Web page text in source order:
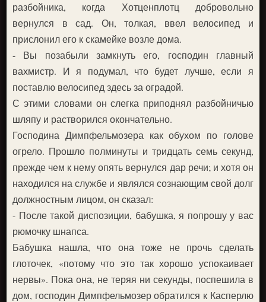
разбойника, когда Хотценплотц добровольно
вернулся в сад. Он, толкая, ввел велосипед и
прислонил его к скамейке возле дома.
- Вы позабыли замкнуть его, господин главный
вахмистр. И я подумал, что будет лучше, если я
поставлю велосипед здесь за оградой.
С этими словами он слегка приподнял разбойничью
шляпу и растворился окончательно.
Господина Димпфельмозера как обухом по голове
огрело. Прошло полминуты и тридцать семь секунд,
прежде чем к нему опять вернулся дар речи; и хотя он
находился на службе и являлся сознающим свой долг
должностным лицом, он сказал:
- После такой диспозиции, бабушка, я попрошу у вас
рюмочку шнапса.
Бабушка нашла, что она тоже не прочь сделать
глоточек, «потому что это так хорошо успокаивает
нервы». Пока она, не теряя ни секунды, поспешила в
дом, господин Димпфельмозер обратился к Касперлю